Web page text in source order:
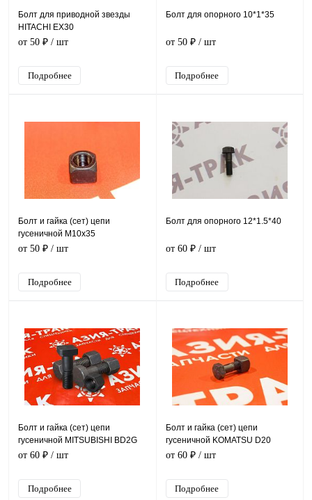
Болт для приводной звезды
HITACHI EX30
от 50 ₽ / шт
Подробнее
Болт для опорного 10*1*35
от 50 ₽/ шт
Подробнее
Болт и гайка (сет) цепи
гусеничной M10x35
от 50 ₽ / шт
Подробнее
Болт для опорного 12*1.5*40
от 60 ₽/ шт
Подробнее
Болт и гайка (сет) цепи
гусеничной MITSUBISHI BD2G
от 60 ₽ / шт
Подробнее
Болт и гайка (сет) цепи
гусеничной KOMATSU D20
d12*L45 / d12*L47
от 60 ₽/ шт
Подробнее